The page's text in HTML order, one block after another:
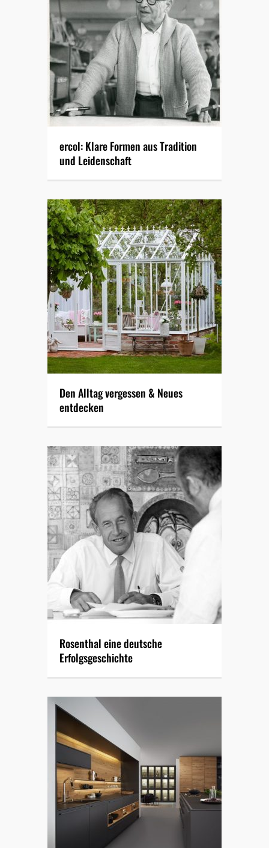
ercol: Klare Formen aus Tradition
und Leidenschaft
Den Alltag vergessen & Neues
entdecken
Rosenthal eine deutsche
Erfolgsgeschichte